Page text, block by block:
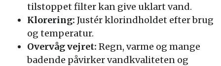
tilstoppet filter kan give uklart vand.
Klorering: Justér klorindholdet efter brug
og temperatur.
Overvåg vejret: Regn, varme og mange
badende påvirker vandkvaliteten og